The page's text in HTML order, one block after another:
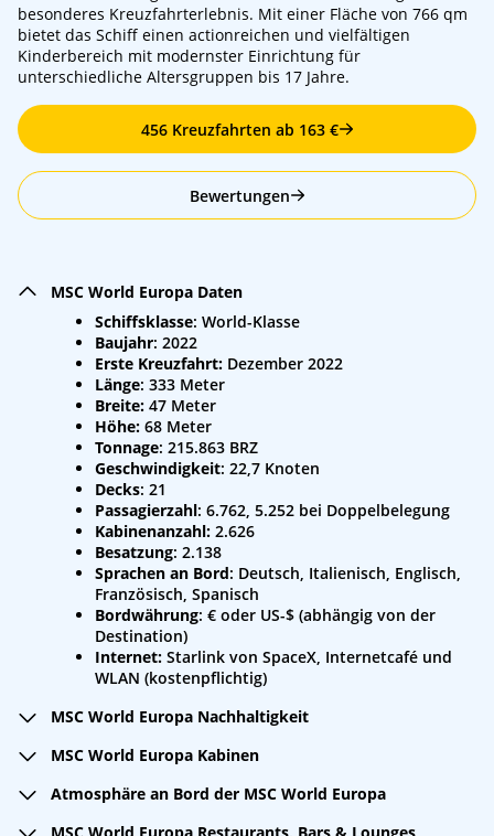
besonderes Kreuzfahrterlebnis. Mit einer Fläche von 766 qm
bietet das Schiff einen actionreichen und vielfältigen
Kinderbereich mit modernster Einrichtung für
unterschiedliche Altersgruppen bis 17 Jahre.
456 Kreuzfahrten ab 163 €
Bewertungen
MSC World Europa Daten
Schiffsklasse: World-Klasse
Baujahr: 2022
Erste Kreuzfahrt: Dezember 2022
Länge: 333 Meter
Breite: 47 Meter
Höhe: 68 Meter
Tonnage: 215.863 BRZ
Geschwindigkeit: 22,7 Knoten
Decks: 21
Passagierzahl: 6.762, 5.252 bei Doppelbelegung
Kabinenanzahl: 2.626
Besatzung: 2.138
Sprachen an Bord: Deutsch, Italienisch, Englisch,
Französisch, Spanisch
Bordwährung: € oder US-$ (abhängig von der
Destination)
Internet: Starlink von SpaceX, Internetcafé und
WLAN (kostenpflichtig)
MSC World Europa Nachhaltigkeit
Die MSC World Europa verfügt als erstes Schiff von MSC
Cruises über einen LNG-Antrieb und ist zusätzlich mit
einer Festoxid-Brennstoffzelle ausgestattet. Außerdem
hat das Schiff einen Landstromanschluss, wodurch in
Häfen mit einer Landstromanlage die Schiffsmotoren
MSC World Europa Kabinen
Die MSC World Europa verfügt über viele verschiedene
Kabinenkategorien: Insgesamt stehen Ihnen 19
Kabinentypen zur Auswahl. Viele davon verfügen über
Atmosphäre an Bord der MSC World Europa
An Bord erwartet Sie mediterrane Lebensfreude auf